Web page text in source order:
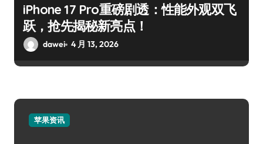
iPhone 17 Pro重磅剧透：性能外观双飞
跃，抢先揭秘新亮点！
dawei 4 月 13, 2026
苹果资讯